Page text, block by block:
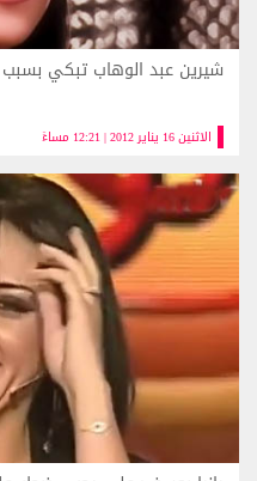
الاثنين 16 يناير 2012 | 12:21 مساءً
شيرين عبد الوهاب تبكي